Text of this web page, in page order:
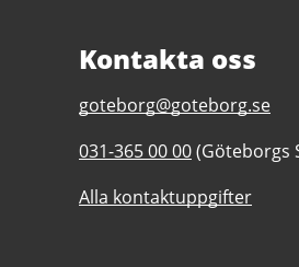
Kontakta oss
E-
till
Kontakta
Göteborgs
goteborg@goteborg.se
Telefonnummer
Kontakta
031-365 00 00(Göteborgs
Alla kontaktuppgifter